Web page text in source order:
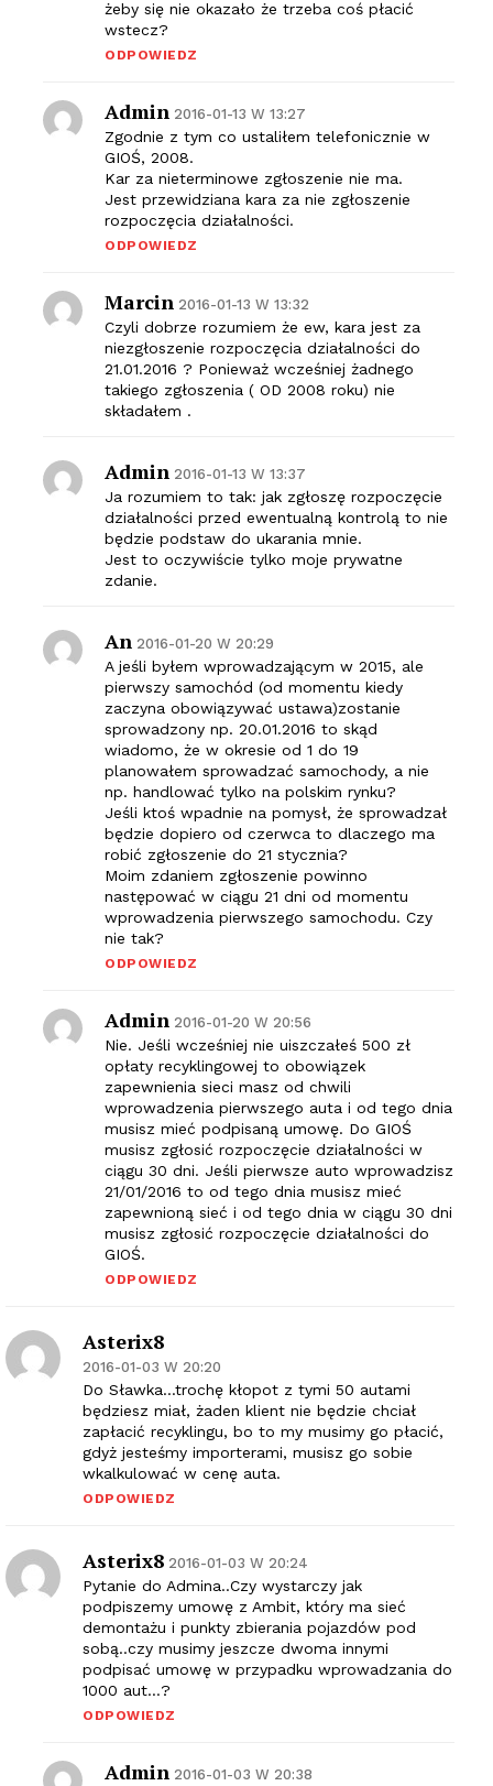
żeby się nie okazało że trzeba coś płacić
wstecz?
ODPOWIEDZ
Admin 2016-01-13 W 13:27
Zgodnie z tym co ustaliłem telefonicznie w
GIOŚ, 2008.
Kar za nieterminowe zgłoszenie nie ma.
Jest przewidziana kara za nie zgłoszenie
rozpoczęcia działalności.
ODPOWIEDZ
Marcin 2016-01-13 W 13:32
Czyli dobrze rozumiem że ew, kara jest za
niezgłoszenie rozpoczęcia działalności do
21.01.2016 ? Ponieważ wcześniej żadnego
takiego zgłoszenia ( OD 2008 roku) nie
składałem .
Admin 2016-01-13 W 13:37
Ja rozumiem to tak: jak zgłoszę rozpoczęcie
działalności przed ewentualną kontrolą to nie
będzie podstaw do ukarania mnie.
Jest to oczywiście tylko moje prywatne
zdanie.
An 2016-01-20 W 20:29
A jeśli byłem wprowadzającym w 2015, ale
pierwszy samochód (od momentu kiedy
zaczyna obowiązywać ustawa)zostanie
sprowadzony np. 20.01.2016 to skąd
wiadomo, że w okresie od 1 do 19
planowałem sprowadzać samochody, a nie
np. handlować tylko na polskim rynku?
Jeśli ktoś wpadnie na pomysł, że sprowadzał
będzie dopiero od czerwca to dlaczego ma
robić zgłoszenie do 21 stycznia?
Moim zdaniem zgłoszenie powinno
następować w ciągu 21 dni od momentu
wprowadzenia pierwszego samochodu. Czy
nie tak?
ODPOWIEDZ
Admin 2016-01-20 W 20:56
Nie. Jeśli wcześniej nie uiszczałeś 500 zł
opłaty recyklingowej to obowiązek
zapewnienia sieci masz od chwili
wprowadzenia pierwszego auta i od tego dnia
musisz mieć podpisaną umowę. Do GIOŚ
musisz zgłosić rozpoczęcie działalności w
ciągu 30 dni. Jeśli pierwsze auto wprowadzisz
21/01/2016 to od tego dnia musisz mieć
zapewnioną sieć i od tego dnia w ciągu 30 dni
musisz zgłosić rozpoczęcie działalności do
GIOŚ.
ODPOWIEDZ
Asterix8
2016-01-03 W 20:20
Do Sławka…trochę kłopot z tymi 50 autami
będziesz miał, żaden klient nie będzie chciał
zapłacić recyklingu, bo to my musimy go płacić,
gdyż jesteśmy importerami, musisz go sobie
wkalkulować w cenę auta.
ODPOWIEDZ
Asterix8 2016-01-03 W 20:24
Pytanie do Admina..Czy wystarczy jak
podpiszemy umowę z Ambit, który ma sieć
demontażu i punkty zbierania pojazdów pod
sobą..czy musimy jeszcze dwoma innymi
podpisać umowę w przypadku wprowadzania do
1000 aut…?
ODPOWIEDZ
Admin 2016-01-03 W 20:38